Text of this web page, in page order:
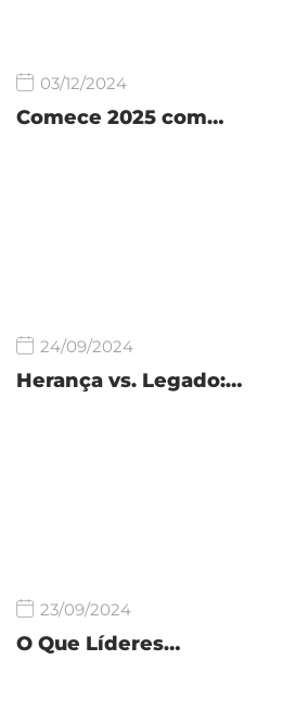
03/12/2024
Comece 2025 com…
24/09/2024
Herança vs. Legado:…
23/09/2024
O Que Líderes…